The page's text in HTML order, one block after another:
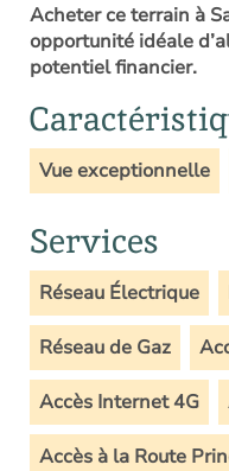
Acheter ce terrain à
opportunité idéale
potentiel financier.
Vue exceptionnelle
Services
Réseau Électrique
Réseau de Gaz
Accès Internet 4G
Accès à la Route